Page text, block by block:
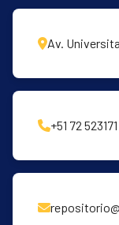
Av.
+51 72 523171